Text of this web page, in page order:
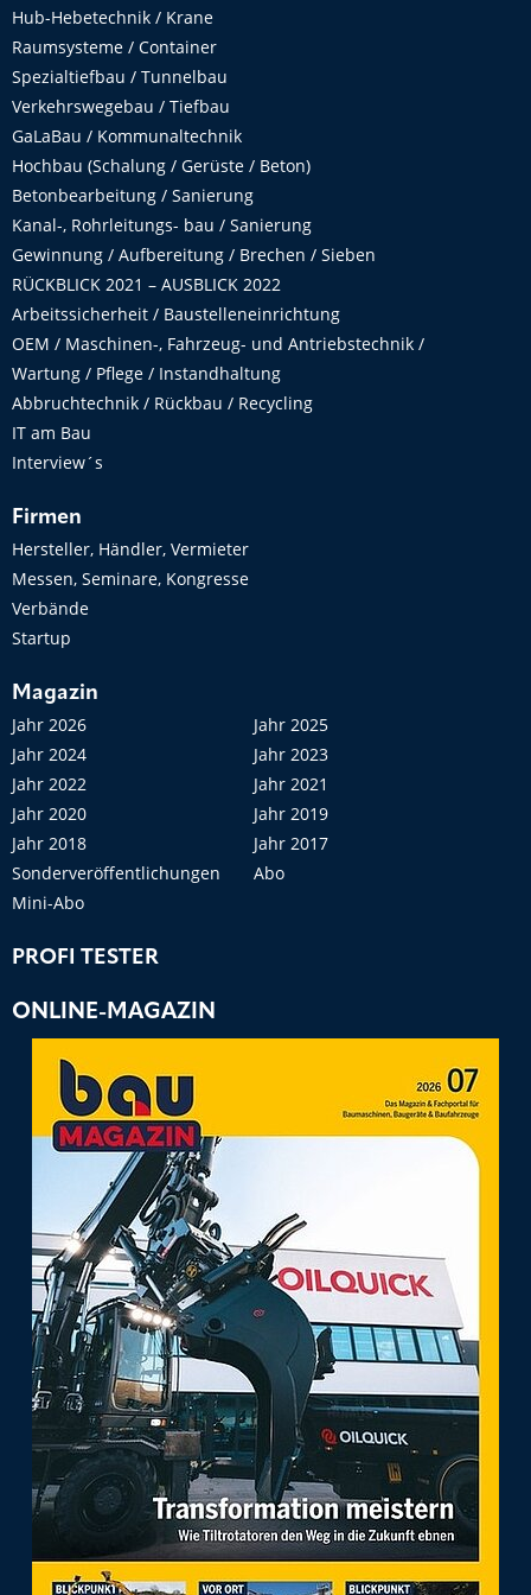
Hub-Hebetechnik / Krane
Raumsysteme / Container
Spezialtiefbau / Tunnelbau
Verkehrswegebau / Tiefbau
GaLaBau / Kommunaltechnik
Hochbau (Schalung / Gerüste / Beton)
Betonbearbeitung / Sanierung
Kanal-, Rohrleitungs- bau / Sanierung
Gewinnung / Aufbereitung / Brechen / Sieben
RÜCKBLICK 2021 – AUSBLICK 2022
Arbeitssicherheit / Baustelleneinrichtung
OEM / Maschinen-, Fahrzeug- und Antriebstechnik /
Wartung / Pflege / Instandhaltung
Abbruchtechnik / Rückbau / Recycling
IT am Bau
Interview´s
Firmen
Hersteller, Händler, Vermieter
Messen, Seminare, Kongresse
Verbände
Startup
Magazin
Jahr 2026
Jahr 2025
Jahr 2024
Jahr 2023
Jahr 2022
Jahr 2021
Jahr 2020
Jahr 2019
Jahr 2018
Jahr 2017
Sonderveröffentlichungen
Abo
Mini-Abo
PROFI TESTER
ONLINE-MAGAZIN